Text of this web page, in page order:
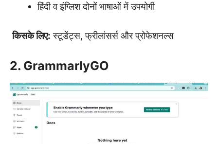
हिंदी व इंग्लिश दोनों भाषाओं में उपयोगी
किसके लिए: स्टूडेंट्स, फ्रीलांसर्स और प्रोफेशनल्स
2. GrammarlyGO